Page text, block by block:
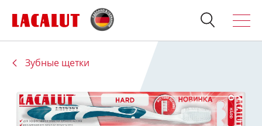
Продукция
О бренде
Зубные щетки